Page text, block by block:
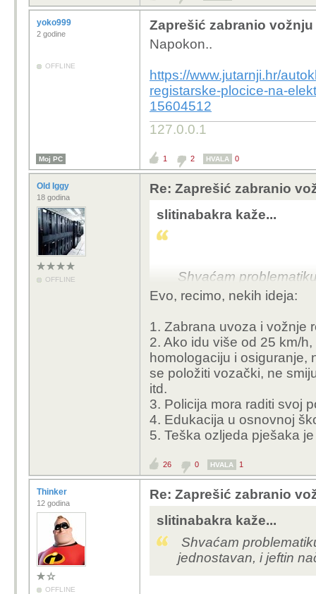
yoko999
2 godine
OFFLINE
Zaprešić zabranio
Napokon..
https://www.jutarnji.hr/
registarske-plocice-na-
15604512
127.0.0.1
Moj PC 1 2 HVALA 0
Old Iggy
18 godina
OFFLINE
Re: Zaprešić zabranio
slitinabakra kaže...
Shvaćam
jednostavan, i jeftin
Evo, recimo, nekih ideja:
1. Zabrana uvoza i vožnje
2. Ako idu više od 25 km/
homologaciju i osiguranje,
se položiti vozački, ne
itd.
3. Policija mora raditi svoj
4. Edukacija u osnovnoj
5. Teška ozljeda pješaka
26 0 HVALA 1
Thinker
12 godina
OFFLINE
Re: Zaprešić zabranio
slitinabakra kaže...
Shvaćam
jednostavan, i jeftin